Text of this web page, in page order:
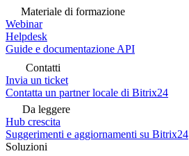
Materiale di formazione
Webinar
Helpdesk
Guide e documentazione API
Contatti
Invia un ticket
Contatta un partner locale di Bitrix24
Da leggere
Hub crescita
Suggerimenti e aggiornamenti su Bitrix24
Soluzioni